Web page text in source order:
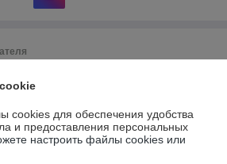
ЕГР: 591019949
cookies для обеспечения удобства
и предоставления персональных
настроить файлы cookies или